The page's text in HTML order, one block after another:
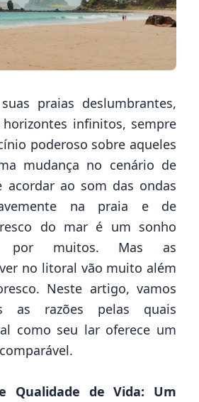
praias deslumbrantes,
infinitos, sempre
poderoso sobre aqueles
mudança no cenário de
acordar ao som das ondas
na praia e de
do mar é um sonho
por muitos. Mas as
no litoral vão muito além
Neste artigo, vamos
as razões pelas quais
como seu lar oferece um
Qualidade de Vida: Um